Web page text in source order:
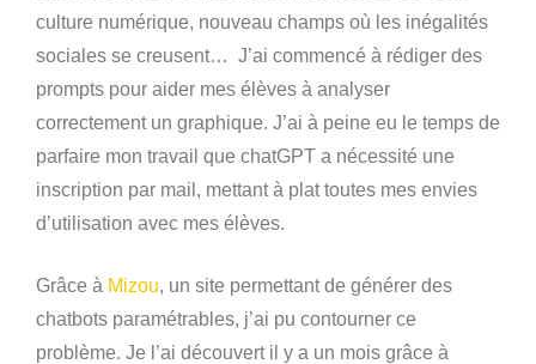
culture numérique, nouveau champs où les inégalités
sociales se creusent… J’ai commencé à rédiger des
prompts pour aider mes élèves à analyser
correctement un graphique. J’ai à peine eu le temps de
parfaire mon travail que chatGPT a nécessité une
inscription par mail, mettant à plat toutes mes envies
d’utilisation avec mes élèves.
Grâce à Mizou, un site permettant de générer des
chatbots paramétrables, j’ai pu contourner ce
problème. Je l’ai découvert il y a un mois grâce à